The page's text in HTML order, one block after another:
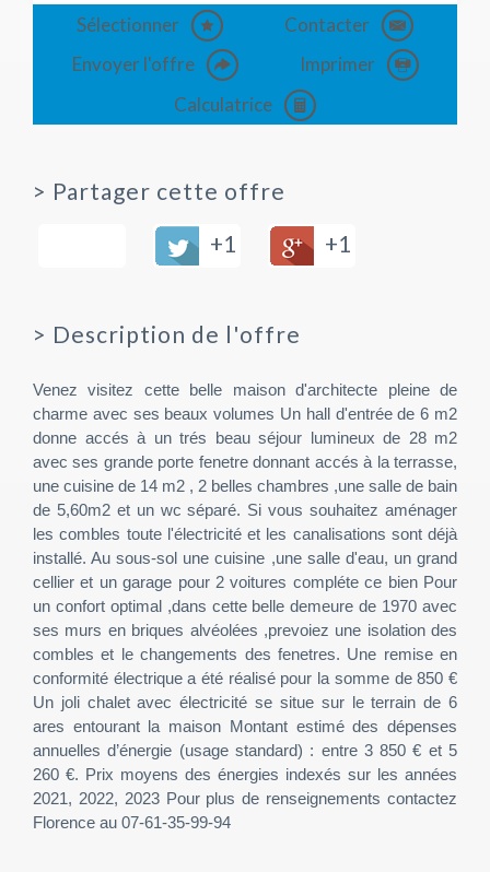
Sélectionner
Contacter
Envoyer l'offre
Imprimer
Calculatrice
> Partager cette offre
+1
+1
> Description de l'offre
Venez visitez cette belle maison d'architecte pleine de
charme avec ses beaux volumes Un hall d'entrée de 6 m2
donne accés à un trés beau séjour lumineux de 28 m2
avec ses grande porte fenetre donnant accés à la terrasse,
une cuisine de 14 m2 , 2 belles chambres ,une salle de bain
de 5,60m2 et un wc séparé. Si vous souhaitez aménager
les combles toute l'électricité et les canalisations sont déjà
installé. Au sous-sol une cuisine ,une salle d'eau, un grand
cellier et un garage pour 2 voitures compléte ce bien Pour
un confort optimal ,dans cette belle demeure de 1970 avec
ses murs en briques alvéolées ,prevoiez une isolation des
combles et le changements des fenetres. Une remise en
conformité électrique a été réalisé pour la somme de 850 €
Un joli chalet avec électricité se situe sur le terrain de 6
ares entourant la maison Montant estimé des dépenses
annuelles d’énergie (usage standard) : entre 3 850 € et 5
260 €. Prix moyens des énergies indexés sur les années
2021, 2022, 2023 Pour plus de renseignements contactez
Florence au 07-61-35-99-94